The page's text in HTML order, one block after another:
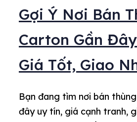
Gợi Ý Nơi Bán
Carton Gần
Giá Tốt, Giao
Bạn đang tìm nơi bán
đây uy tín, giá cạnh tranh,